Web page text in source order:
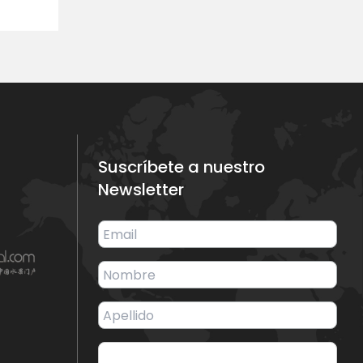
Suscríbete a nuestro
Newsletter